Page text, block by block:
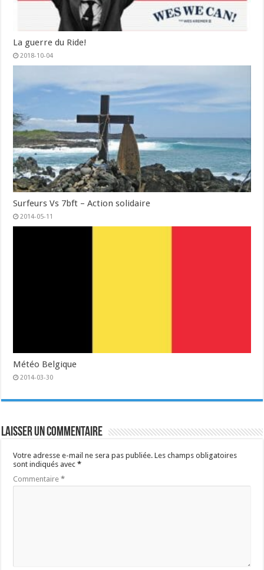
La guerre du Ride!
2018-10-04
Surfeurs Vs 7bft – Action solidaire
2014-05-11
Météo Belgique
2014-03-30
Laisser un commentaire
Votre adresse e-mail ne sera pas publiée. Les champs obligatoires
sont indiqués avec*
Commentaire*